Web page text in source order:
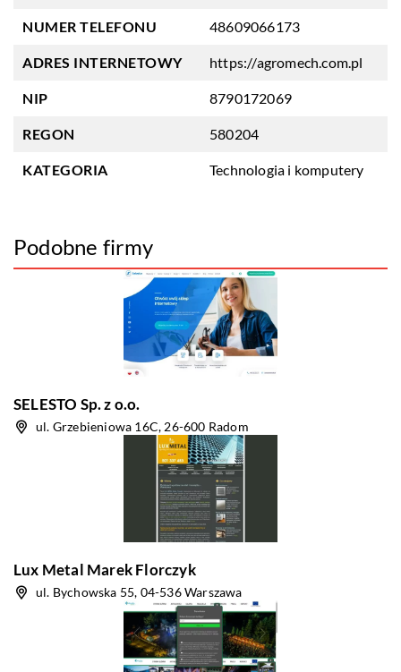
NUMER TELEFONU 48609066173
ADRES INTERNETOWY https://agromech.com.pl
NIP 8790172069
REGON 580204
KATEGORIA Technologia i komputery
Podobne firmy
SELESTO Sp. z o.o.
ul. Grzebieniowa 16C, 26-600 Radom
Lux Metal Marek Florczyk
ul. Bychowska 55, 04-536 Warszawa